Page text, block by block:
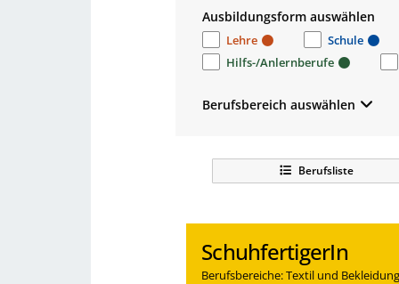
Ausbildungsform auswählen
Lehre
Schule
Hilfs-/Anlernberufe
Berufsbereich auswählen
Berufsliste
SchuhfertigerIn
Berufsbereiche: Textil und